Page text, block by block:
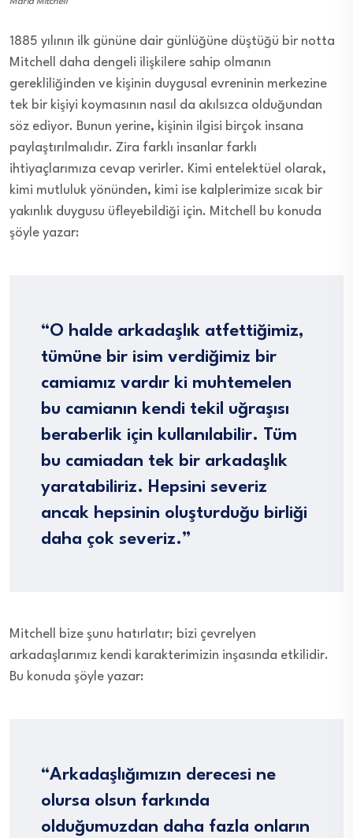
1885 yılının ilk gününe dair günlüğüne düştüğü bir notta
Mitchell daha dengeli ilişkilere sahip olmanın
gerekliliğinden ve kişinin duygusal evreninin merkezine
tek bir kişiyi koymasının nasıl da akılsızca olduğundan
söz ediyor. Bunun yerine, kişinin ilgisi birçok insana
paylaştırılmalıdır. Zira farklı insanlar farklı
ihtiyaçlarımıza cevap verirler. Kimi entelektüel olarak,
kimi mutluluk yönünden, kimi ise kalplerimize sıcak bir
yakınlık duygusu üfleyebildiği için. Mitchell bu konuda
şöyle yazar:
“O halde arkadaşlık atfettiğimiz,
tümüne bir isim verdiğimiz bir
camiamız vardır ki muhtemelen
bu camianın kendi tekil uğraşısı
beraberlik için kullanılabilir. Tüm
bu camiadan tek bir arkadaşlık
yaratabiliriz. Hepsini severiz
ancak hepsinin oluşturduğu birliği
daha çok severiz.”
Mitchell bize şunu hatırlatır; bizi çevrelyen
arkadaşlarımız kendi karakterimizin inşasında etkilidir.
Bu konuda şöyle yazar:
“Arkadaşlığımızın derecesi ne
olursa olsun farkında
olduğumuzdan daha fazla onların